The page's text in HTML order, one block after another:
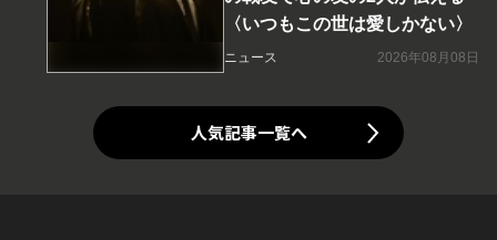
〈いつもこの世は愛しかない〉
ニュース 2026年08月08日
人気記事一覧へ